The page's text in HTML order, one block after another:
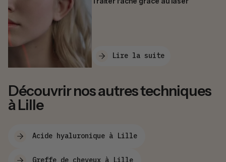
Lire la suite
Découvrir nos autres techniques
à Lille
Acide hyaluronique à Lille
Greffe de cheveux à Lille